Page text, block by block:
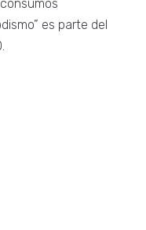
es parte del